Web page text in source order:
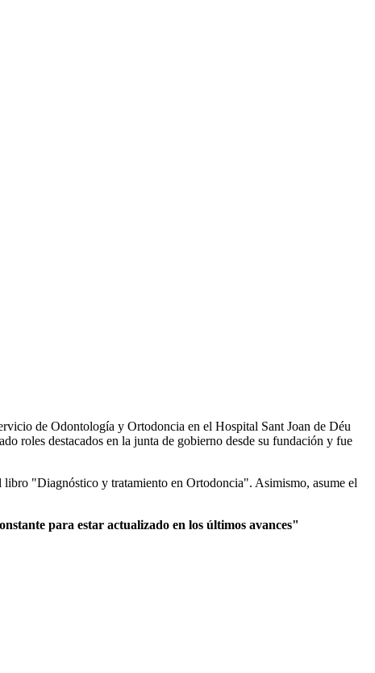
de Odontología y Ortodoncia en el Hospital Sant Joan de Déu
roles destacados en la junta de gobierno desde su fundación y fue
"Diagnóstico y tratamiento en Ortodoncia". Asimismo, asume el
para estar actualizado en los últimos avances"